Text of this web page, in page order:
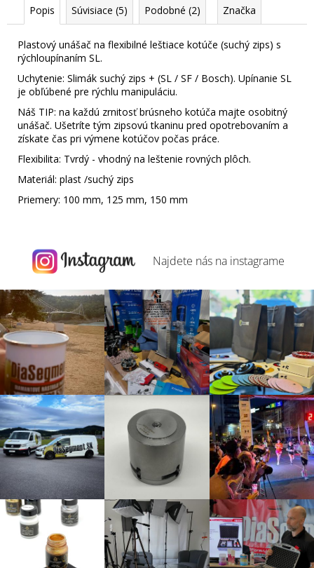
Popis Súvisiace (5) Podobné (2) Značka
Plastový unášač na flexibilné leštiace kotúče (suchý zips) s
rýchloupínaním SL.
Uchytenie: Slimák suchý zips + (SL / SF / Bosch). Upínanie SL
je obľúbené pre rýchlu manipuláciu.
Náš TIP: na každú zrnitosť brúsneho kotúča majte osobitný
unášač. Ušetríte tým zipsovú tkaninu pred opotrebovaním a
získate čas pri výmene kotúčov počas práce.
Flexibilita: Tvrdý - vhodný na leštenie rovných plôch.
Materiál: plast /suchý zips
Priemery: 100 mm, 125 mm, 150 mm
Najdete nás na instagrame